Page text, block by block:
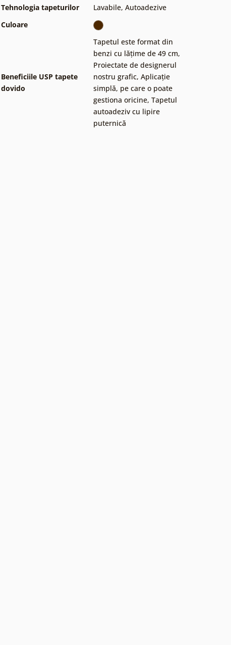
Tehnologia tapeturilor
Lavabile, Autoadezive
Culoare
Beneficiile USP tapete
dovido
Tapetul este format din
benzi cu lățime de 49 cm,
Proiectate de designerul
nostru grafic, Aplicație
simplă, pe care o poate
gestiona oricine, Tapetul
autoadeziv cu lipire
puternică